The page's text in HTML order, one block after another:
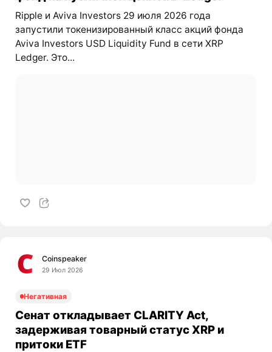
Ripple и Aviva Investors 29 июля 2026 года
запустили токенизированный класс акций фонда
Aviva Investors USD Liquidity Fund в сети XRP
Ledger. Это...
Coinspeaker
29 Июл 2026
Негативная
Сенат откладывает CLARITY Act,
задерживая товарный статус XRP и
притоки ETF